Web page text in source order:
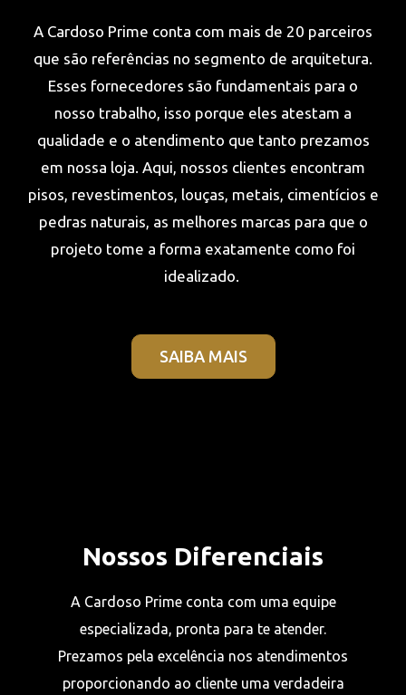
A Cardoso Prime conta com mais de 20 parceiros
que são referências no segmento de arquitetura.
Esses fornecedores são fundamentais para o
nosso trabalho, isso porque eles atestam a
qualidade e o atendimento que tanto prezamos
em nossa loja. Aqui, nossos clientes encontram
pisos, revestimentos, louças, metais, cimentícios e
pedras naturais, as melhores marcas para que o
projeto tome a forma exatamente como foi
idealizado.
SAIBA MAIS
Nossos Diferenciais
A Cardoso Prime conta com uma equipe
especializada, pronta para te atender.
Prezamos pela excelência nos atendimentos
proporcionando ao cliente uma verdadeira